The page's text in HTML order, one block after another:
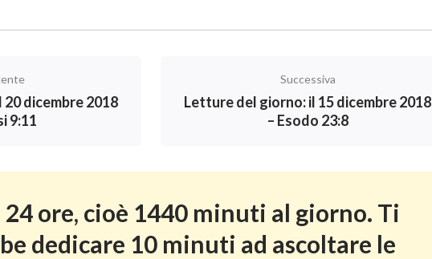
dicembre 2018
9:11
Successiva
Letture del giorno: il 15 dicembre 2018
– Esodo 23:8
ore, cioè 1440 minuti al giorno. Ti
dedicare 10 minuti ad ascoltare le